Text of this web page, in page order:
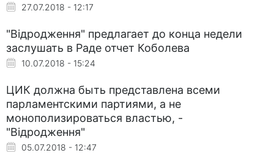
27.07.2018 - 12:17
"Відродження" предлагает до конца недели
заслушать в Раде отчет Коболева
10.07.2018 - 15:24
ЦИК должна быть представлена всеми
парламентскими партиями, а не
монополизироваться властью, -
"Відродження"
05.07.2018 - 12:47